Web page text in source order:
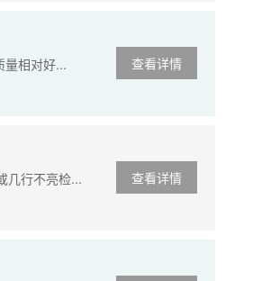
查看详情
量相对好...
查看详情
几行不亮检...